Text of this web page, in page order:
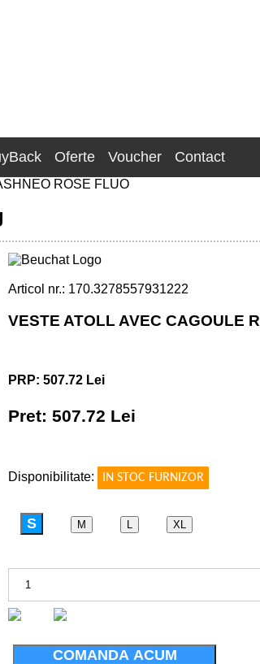
Oferte Voucher Contact
ROSE FLUO
Articol nr.: 170.3278557931222
VESTE ATOLL AVEC CAGOULE
PRP: 507.72 Lei
Pret: 507.72 Lei
Disponibilitate:
IN STOC FURNIZOR
S M L XL
COMANDA ACUM